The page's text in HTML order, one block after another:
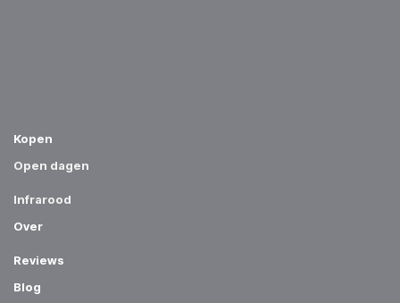
Kopen
Open dagen
Infrar​ood​​​
Over
Reviews
Blog